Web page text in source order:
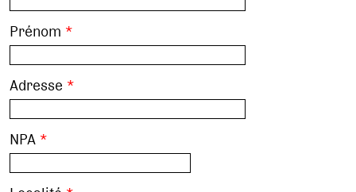
Prénom *
Adresse *
NPA *